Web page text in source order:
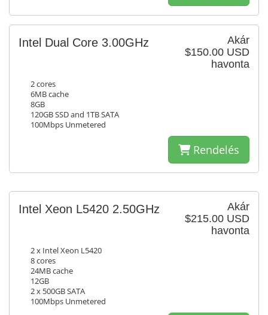
Akár
$150.00 USD
havonta
Intel Dual Core 3.00GHz
2 cores
6MB cache
8GB
120GB SSD and 1TB SATA
100Mbps Unmetered
Rendelés
Akár
$215.00 USD
havonta
Intel Xeon L5420 2.50GHz
2 x Intel Xeon L5420
8 cores
24MB cache
12GB
2 x 500GB SATA
100Mbps Unmetered